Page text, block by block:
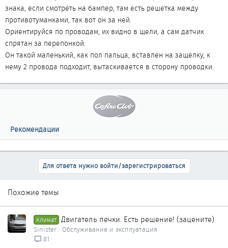
знака, если смотреть на бампер, там есть решетка между
противотуманками, так вот он за ней.
Ориентируйся по проводам, их видно в щели, а сам датчик
спрятан за перепонкой.
Он такой маленький, как пол пальца, вставлен на защелку, к
нему 2 провода подходит, вытаскивается в сторону проводки.
Рекомендации
Для ответа нужно войти/зарегистрироваться
Похожие темы
Климат Двигатель печки. Есть решение! (зацените)
Sinister
Обслуживание и эксплуатация
81